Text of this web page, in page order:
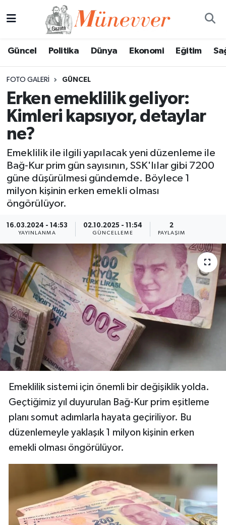
Güncel Politika Dünya Ekonomi Eğitim
FOTO GALERI GÜNCEL
Erken emeklilik geliyor:
Kimleri kapsıyor, detaylar
ne?
Emeklilik ile ilgili yapılacak yeni düzenleme ile
Bağ-Kur prim gün sayısının, SSK'lılar gibi 7200
güne düşürülmesi gündemde. Böylece 1
milyon kişinin erken emekli olması
öngörülüyor.
16.03.2024 - 14:53
YAYINLANMA
02.10.2025 - 11:54
GÜNCELLEME
2
PAYLAŞIM
Emeklilik sistemi için önemli bir değişiklik yolda.
Geçtiğimiz yıl duyurulan Bağ-Kur prim eşitleme
planı somut adımlarla hayata geçiriliyor. Bu
düzenlemeyle yaklaşık 1 milyon kişinin erken
emekli olması öngörülüyor.
Ekonomi
Eğitim
Sağlık
Magazin
Süper Lig Puan Durumu ve Fikstür
Tüm Manşetler
Son Dakika Haberleri
Haber Arşivi